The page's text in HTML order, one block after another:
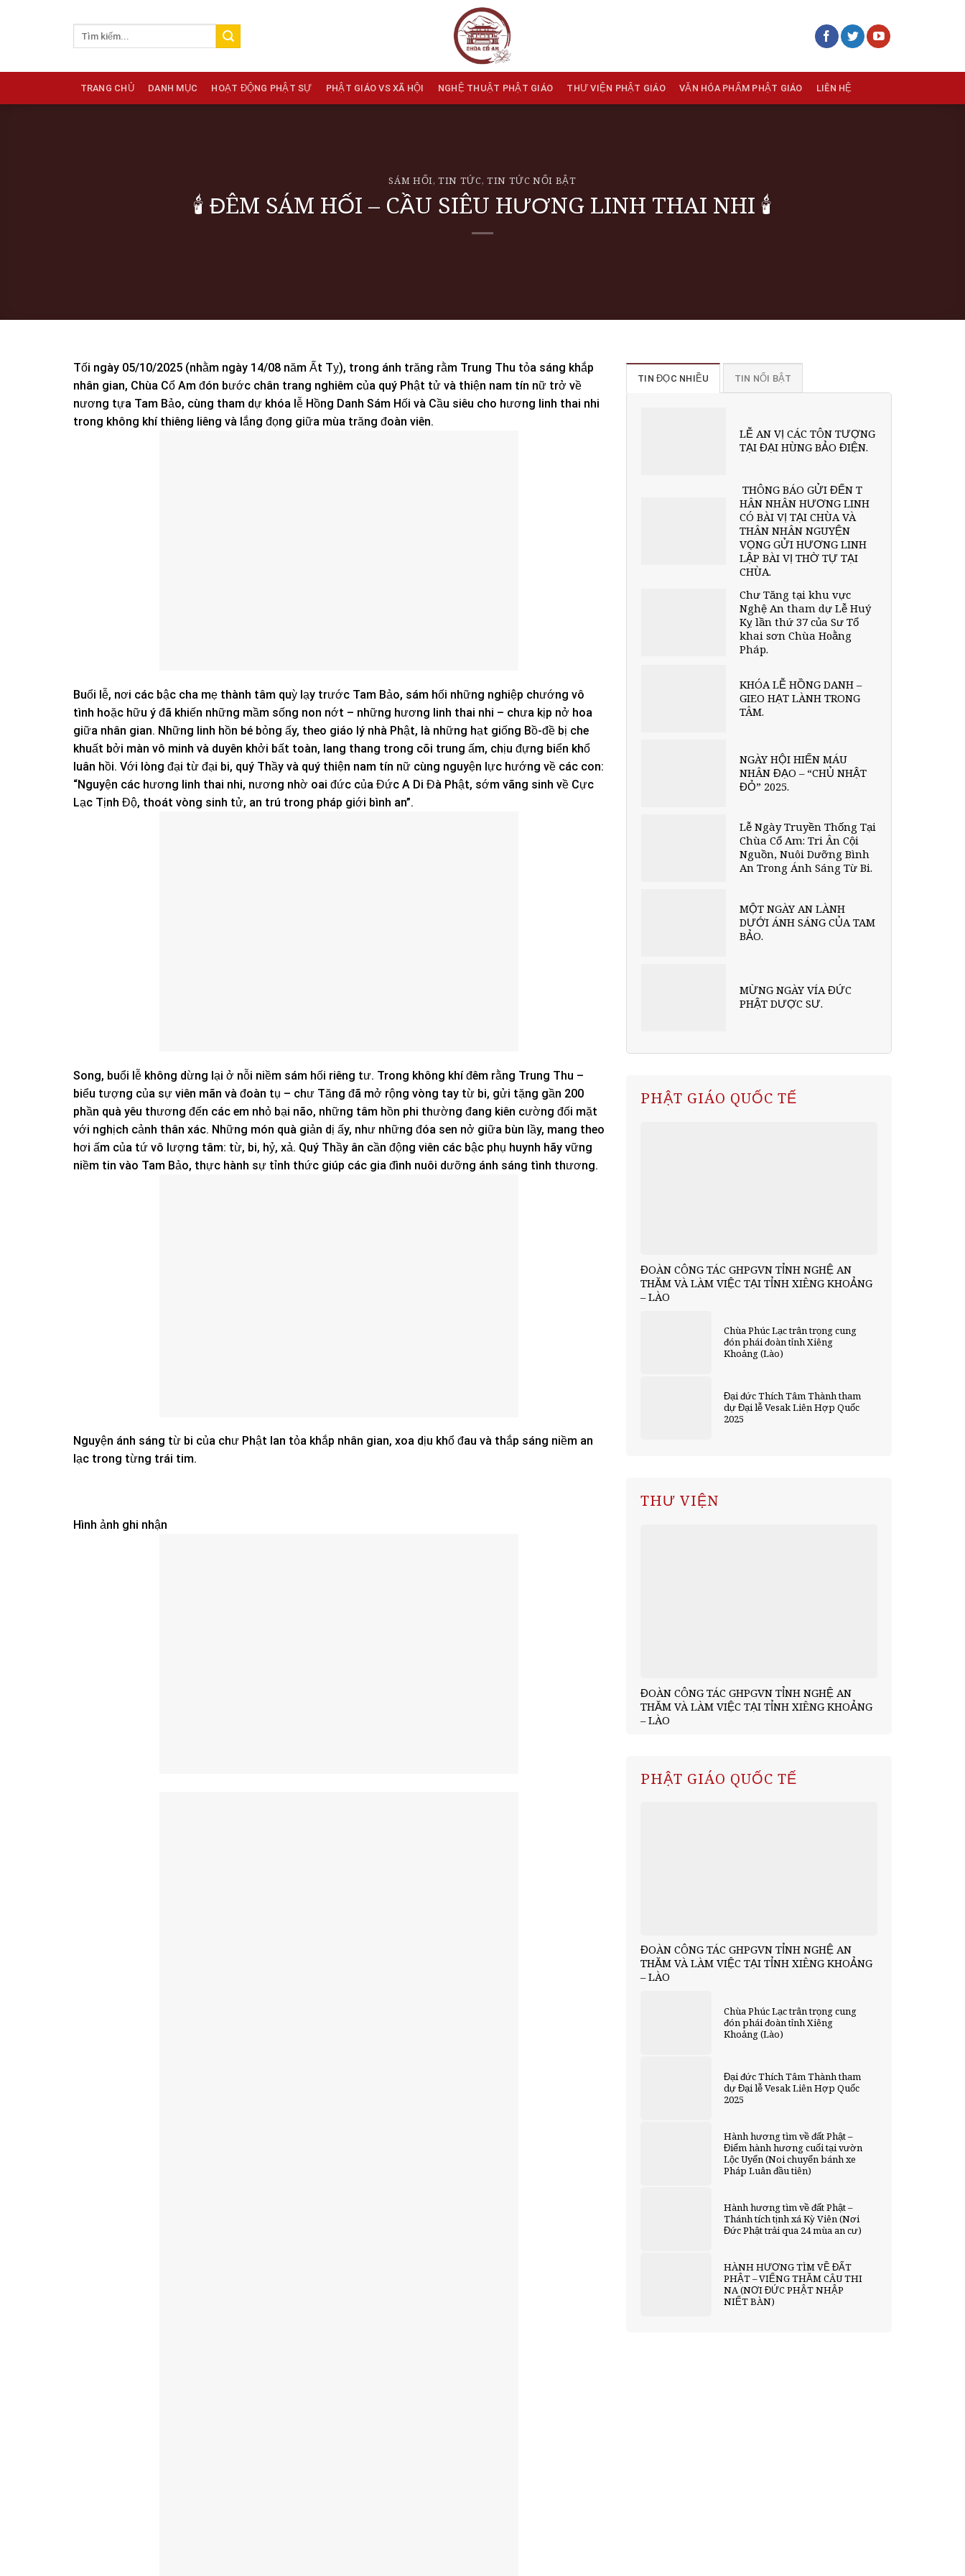
TRANG CHỦ DANH MỤC HOẠT ĐỘNG PHẬT SỰ PHẬT GIÁO VS XÃ HỘI NGHỆ THUẬT PHẬT GIÁO THƯ VIỆN PHẬT GIÁO VĂN HÓA PHẨM PHẬT GIÁO LIÊN HỆ
SÁM HỐI,TIN TỨC, TIN TỨC NỔI BẬT
🕯️ ĐÊM SÁM HỐI – CẦU SIÊU HƯƠNG LINH THAI NHI 🕯️
Tối ngày 05/10/2025 (nhằm ngày 14/08 năm Ất Tỵ), trong ánh trăng rằm Trung Thu tỏa sáng khắp
nhân gian, Chùa Cổ Am đón bước chân trang nghiêm của quý Phật tử và thiện nam tín nữ trở về
nương tựa Tam Bảo, cùng tham dự khóa lễ Hồng Danh Sám Hối và Cầu siêu cho hương linh thai nhi
trong không khí thiêng liêng và lắng đọng giữa mùa trăng đoàn viên.
Buổi lễ, nơi các bậc cha mẹ thành tâm quỳ lạy trước Tam Bảo, sám hối những nghiệp chướng vô
tình hoặc hữu ý đã khiến những mầm sống non nớt – những hương linh thai nhi – chưa kịp nở hoa
giữa nhân gian. Những linh hồn bé bỏng ấy, theo giáo lý nhà Phật, là những hạt giống Bồ-đề bị che
khuất bởi màn vô minh và duyên khởi bất toàn, lang thang trong cõi trung ấm, chịu đựng biển khổ
luân hồi. Với lòng đại từ đại bi, quý Thầy và quý thiện nam tín nữ cùng nguyện lực hướng về các con:
“Nguyện các hương linh thai nhi, nương nhờ oai đức của Đức A Di Đà Phật, sớm vãng sinh về Cực
Lạc Tịnh Độ, thoát vòng sinh tử, an trú trong pháp giới bình an”.
Song, buổi lễ không dừng lại ở nỗi niềm sám hối riêng tư. Trong không khí đêm rằng Trung Thu –
biểu tượng của sự viên mãn và đoàn tụ – chư Tăng đã mở rộng vòng tay từ bi, gửi tặng gần 200
phần quà yêu thương đến các em nhỏ bại não, những tâm hồn phi thường đang kiên cường đối mặt
với nghịch cảnh thân xác. Những món quà giản dị ấy, như những đóa sen nở giữa bùn lầy, mang theo
hơi ấm của tứ vô lượng tâm: từ, bi, hỷ, xả. Quý Thầy ân cần động viên các bậc phụ huynh hãy vững
niềm tin vào Tam Bảo, thực hành sự tỉnh thức giúp các gia đình nuôi dưỡng ánh sáng tình thương.
Nguyện ánh sáng từ bi của chư Phật lan tỏa khắp nhân gian, xoa dịu khổ đau và thắp sáng niềm an
lạc trong từng trái tim.
Hình ảnh ghi nhận
TIN ĐỌC NHIỀU TIN NỔI BẬT
LỄ AN VỊ CÁC TÔN TƯỢNG
TẠI ĐẠI HÙNG BẢO ĐIỆN.
THÔNG BÁO GỬI ĐẾN T
HÂN NHÂN HƯƠNG LINH
CÓ BÀI VỊ TẠI CHÙA VÀ
THÂN NHÂN NGUYỆN
VỌNG GỬI HƯƠNG LINH
LẬP BÀI VỊ THỜ TỰ TẠI
CHÙA.
Chư Tăng tại khu vực
Nghệ An tham dự Lễ Huý
Kỵ lần thứ 37 của Sư Tổ
khai sơn Chùa Hoằng
Pháp.
KHÓA LỄ HỒNG DANH –
GIEO HẠT LÀNH TRONG
TÂM.
NGÀY HỘI HIẾN MÁU
NHÂN ĐẠO – “CHỦ NHẬT
ĐỎ” 2025.
Lễ Ngày Truyền Thống Tại
Chùa Cổ Am: Tri Ân Cội
Nguồn, Nuôi Dưỡng Bình
An Trong Ánh Sáng Từ Bi.
MỘT NGÀY AN LÀNH
DƯỚI ÁNH SÁNG CỦA TAM
BẢO.
MỪNG NGÀY VÍA ĐỨC
PHẬT DƯỢC SƯ.
PHẬT GIÁO QUỐC TẾ
ĐOÀN CÔNG TÁC GHPGVN TỈNH NGHỆ AN
THĂM VÀ LÀM VIỆC TẠI TỈNH XIÊNG KHOẢNG
– LÀO
Chùa Phúc Lạc trân trọng cung
đón phái đoàn tỉnh Xiêng
Khoảng (Lào)
Đại đức Thích Tâm Thành tham
dự Đại lễ Vesak Liên Hợp Quốc
2025
THƯ VIỆN
ĐOÀN CÔNG TÁC GHPGVN TỈNH NGHỆ AN
THĂM VÀ LÀM VIỆC TẠI TỈNH XIÊNG KHOẢNG
– LÀO
PHẬT GIÁO QUỐC TẾ
ĐOÀN CÔNG TÁC GHPGVN TỈNH NGHỆ AN
THĂM VÀ LÀM VIỆC TẠI TỈNH XIÊNG KHOẢNG
– LÀO
Chùa Phúc Lạc trân trọng cung
đón phái đoàn tỉnh Xiêng
Khoảng (Lào)
Đại đức Thích Tâm Thành tham
dự Đại lễ Vesak Liên Hợp Quốc
2025
Hành hương tìm về đất Phật –
Điểm hành hương cuối tại vườn
Lộc Uyển (Noi chuyển bánh xe
Pháp Luân đầu tiên)
Hành hương tìm về đất Phật –
Thánh tích tịnh xá Kỳ Viên (Nơi
Đức Phật trải qua 24 mùa an cư)
HÀNH HƯƠNG TÌM VỀ ĐẤT
PHẬT – VIẾNG THĂM CÂU THI
NA (NƠI ĐỨC PHẬT NHẬP
NIẾT BÀN)